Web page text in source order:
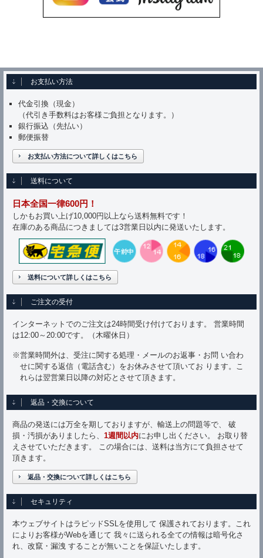
お支払い方法
代金引換（現金）
（代引き手数料はお客様ご負担となります。）
銀行振込（先払い）
郵便振替
お支払い方法について詳しくはこちら
送料について
日本全国一律600円！
しかもお買い上げ10,000円以上なら送料無料です！
在庫のある商品につきましては3営業日以内に発送いたします。
送料について詳しくはこちら
ご注文の受付
インターネットでのご注文は24時間受け付けております。 営業時間
は12:00～20:00です。（木曜休日）
※営業時間外は、受注に関する処理・メールのお返事・お問 い合わ
せに関する返信（電話含む）をお休みさせて頂いてお ります。こ
れらは翌営業日以降の対応とさせて頂きます。
返品・交換について
商品の発送には万全を期しておりますが、輸送上の問題等で、 破
損・汚損がありましたら、 1週間以内にお申し出ください。 お取り替
えさせていただきます。 この場合には、送料は当方にて負担させて
頂きます。
返品・交換について詳しくはこちら
セキュリティ
本ウェブサイトはラピッドSSLを使用して 保護されております。これ
によりお客様がWebを通じて 我々に送られる全ての情報は暗号化さ
れ、改竄・漏洩 することが無いことを保証いたします。